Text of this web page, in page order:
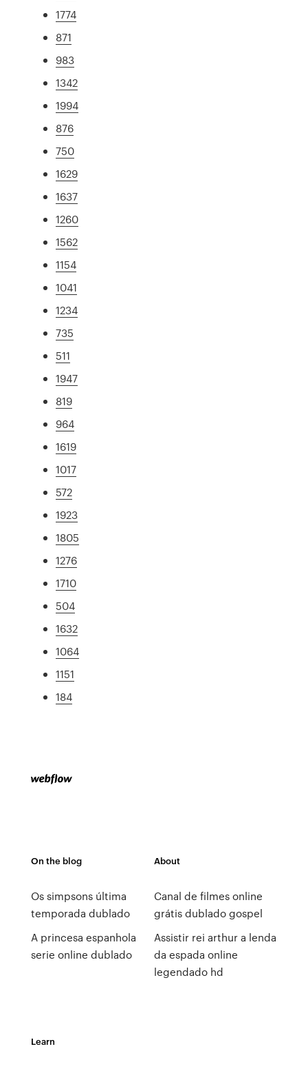
1774
871
983
1342
1994
876
750
1629
1637
1260
1562
1154
1041
1234
735
511
1947
819
964
1619
1017
572
1923
1805
1276
1710
504
1632
1064
1151
184
On the blog
Os simpsons última
temporada dublado
A princesa espanhola
serie online dublado
About
Canal de filmes online
grátis dublado gospel
Assistir rei arthur a lenda
da espada online
legendado hd
Learn